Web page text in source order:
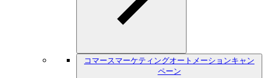
コマースマーケティングオートメーションキャン
ペーン